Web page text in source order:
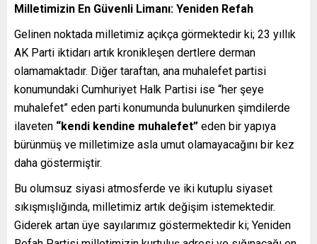
Milletimizin En Güvenli Limanı: Yeniden Refah
Gelinen noktada milletimiz açıkça görmektedir ki; 23 yıllık
AK Parti iktidarı artık kronikleşen dertlere derman
olamamaktadır. Diğer taraftan, ana muhalefet partisi
konumundaki Cumhuriyet Halk Partisi ise “her şeye
muhalefet” eden parti konumunda bulunurken şimdilerde
ilaveten “kendi kendine muhalefet” eden bir yapıya
bürünmüş ve milletimize asla umut olamayacağını bir kez
daha göstermiştir.
Bu olumsuz siyasi atmosferde ve iki kutuplu siyaset
sıkışmışlığında, milletimiz artık değişim istemektedir.
Giderek artan üye sayılarımız göstermektedir ki; Yeniden